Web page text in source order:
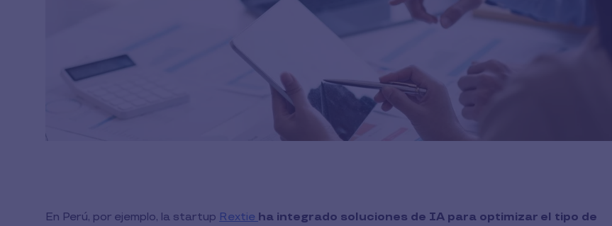
En Perú, por ejemplo, la startup Rextie ha integrado soluciones de IA para optimizar el tipo de